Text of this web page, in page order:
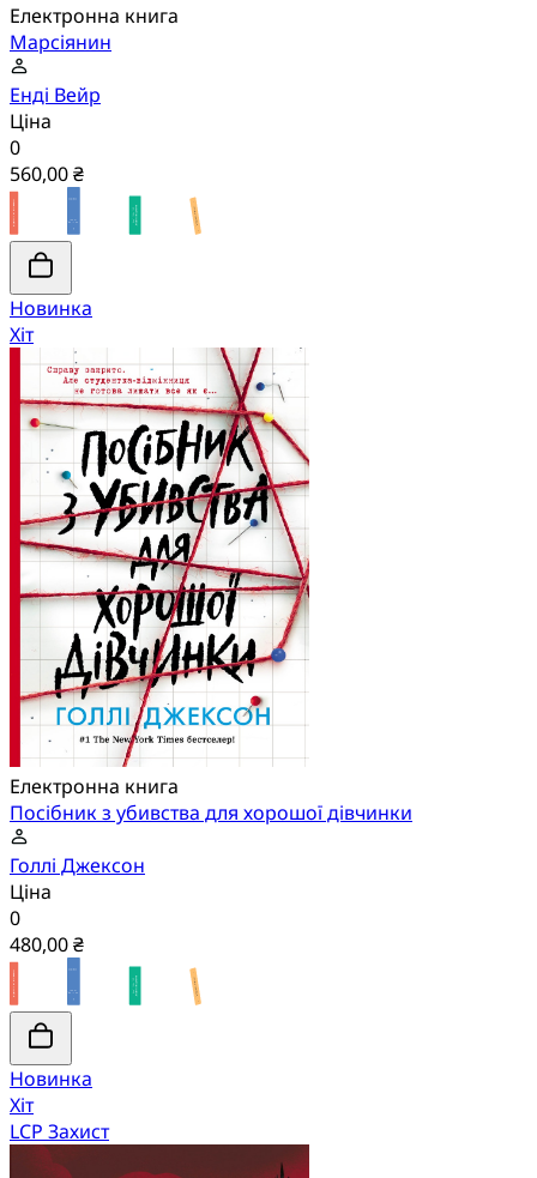
Електронна книга
Марсіянин
Енді Вейр
Ціна
0
560,00 ₴
Новинка
Хіт
Електронна книга
Посібник з убивства для хорошої дівчинки
Голлі Джексон
Ціна
0
480,00 ₴
Новинка
Хіт
LCP Захист